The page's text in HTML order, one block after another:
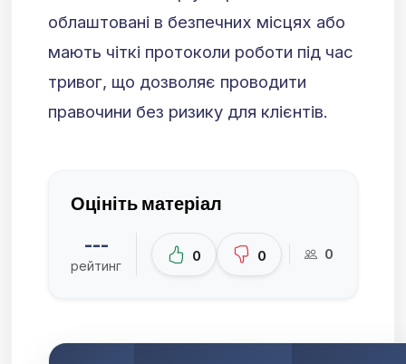
облаштовані в безпечних місцях або
мають чіткі протоколи роботи під час
тривог, що дозволяє проводити
правочини без ризику для клієнтів.
Оцініть матеріал
---
рейтинг
0 0 0